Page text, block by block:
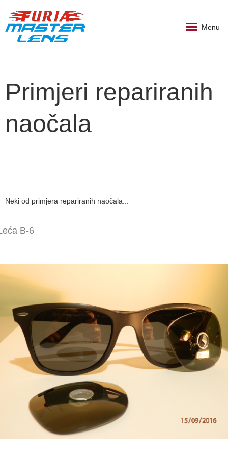
Menu
Primjeri repariranih
naočala
Neki od primjera repariranih naočala...
B-6